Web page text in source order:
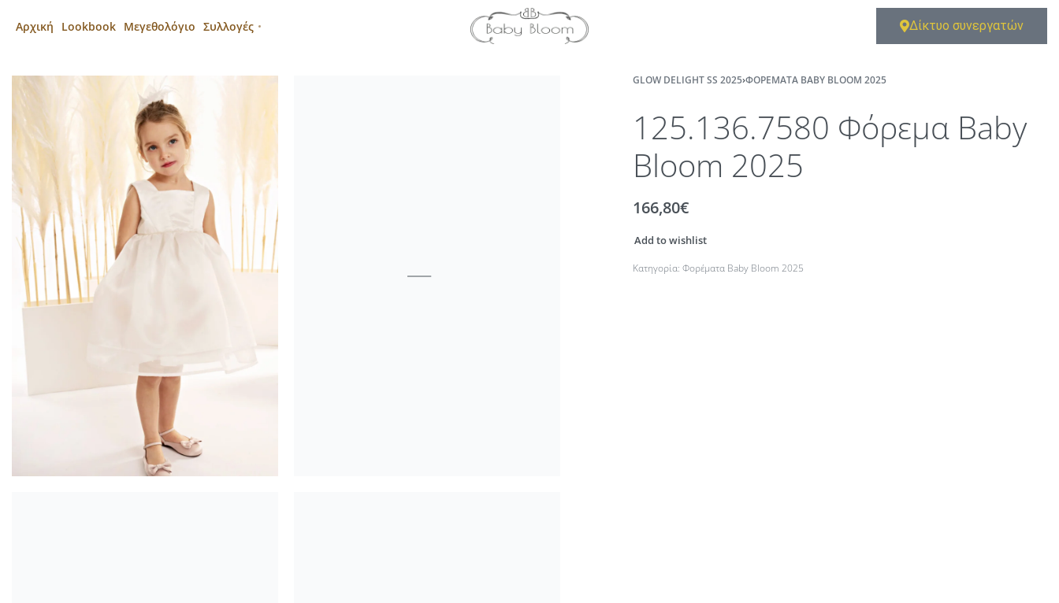
Αρχική Lookbook Μεγεθολόγιο Συλλογές Δίκτυο συνεργατών
GLOW DELIGHT SS 2025›ΦΟΡΈΜΑΤΑ BABY BLOOM 2025
125.136.7580 Φόρεμα Baby
Bloom 2025
166,80€
Add to wishlist
Κατηγορία:Φορέματα Baby Bloom 2025